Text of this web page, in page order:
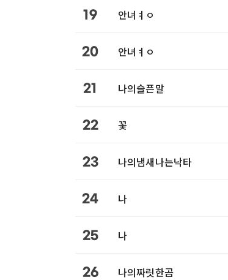
19 안녀ㅕㅇ
20 안녀ㅕㅇ
21 나의슬픈말
22 꽃
23 나의냄새나는낙타
24 나
25 나
26 나의짜릿한곰